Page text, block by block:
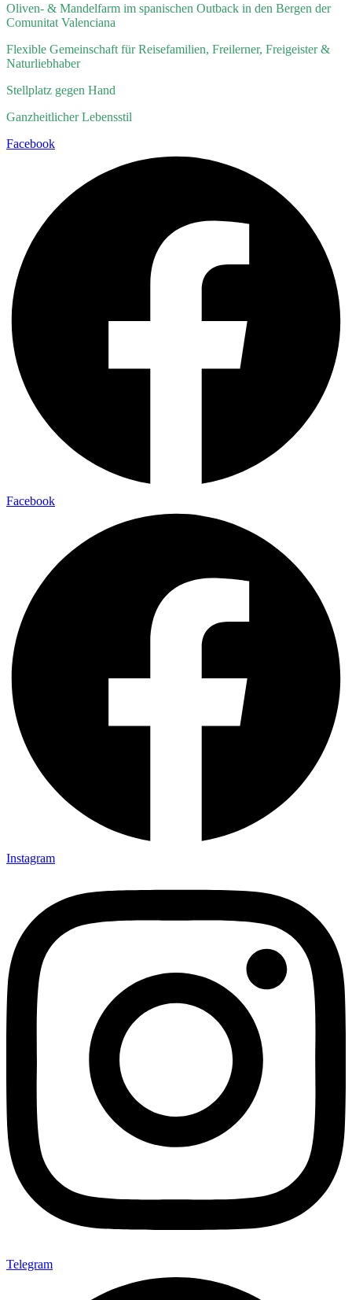
Oliven- & Mandelfarm im spanischen Outback in den Bergen der
Comunitat Valenciana
Flexible Gemeinschaft fürReisefamilien, Freilerner, Freigeister &
Naturliebhaber
Stellplatz gegen Hand
Ganzheitlicher Lebensstil
Facebook
Facebook
Instagram
Telegram